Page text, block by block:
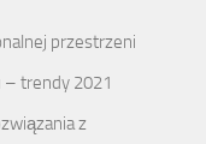
przestrzeni
– trendy 2021
z